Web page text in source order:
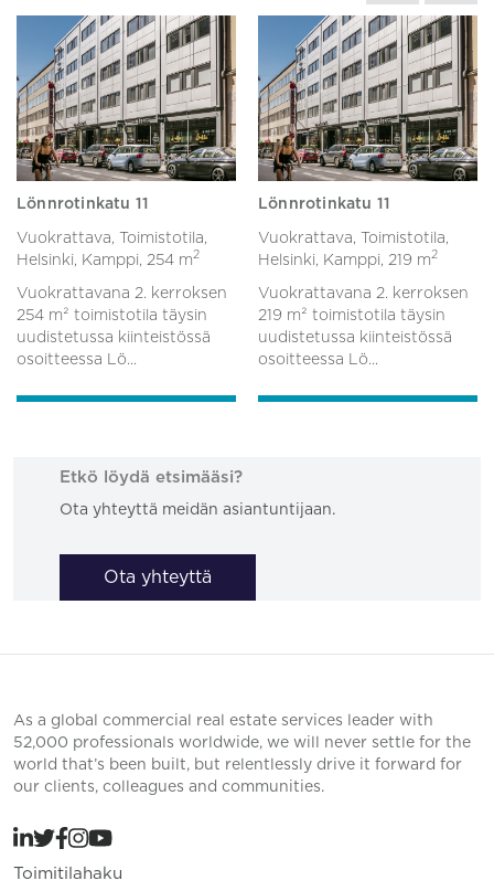
Lönnrotinkatu 11
Vuokrattava, Toimistotila,
Helsinki, Kamppi, 254 m2
Vuokrattavana 2. kerroksen
254 m² toimistotila täysin
uudistetussa kiinteistössä
osoitteessa Lö...
Lönnrotinkatu 11
Vuokrattava, Toimistotila,
Helsinki, Kamppi, 219 m2
Vuokrattavana 2. kerroksen
219 m² toimistotila täysin
uudistetussa kiinteistössä
osoitteessa Lö...
Etkö löydä etsimääsi?
Ota yhteyttä meidän asiantuntijaan.
Ota yhteyttä
As a global commercial real estate services leader with
52,000 professionals worldwide, we will never settle for the
world that’s been built, but relentlessly drive it forward for
our clients, colleagues and communities.
Toimitilahaku